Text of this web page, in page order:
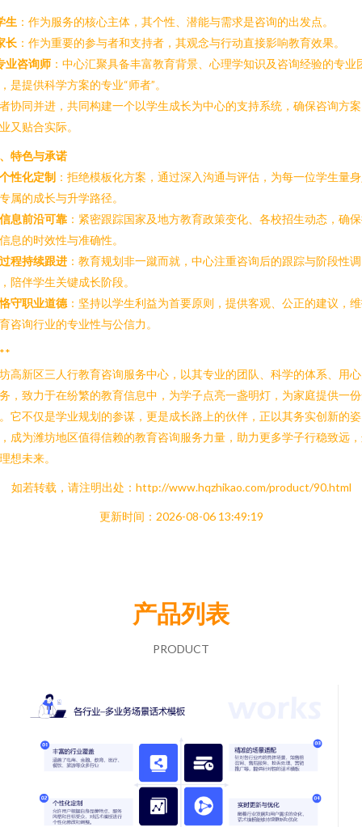
生 ：作为服务的核心主体，其个性、潜能与需求是咨询的出发点。
长 ：作为重要的参与者和支持者，其观念与行动直接影响教育效果。
业咨询师 ：中心汇聚具备丰富教育背景、心理学知识及咨询经验的专业
是提供科学方案的专业“师者”。
协同并进，共同构建一个以学生成长为中心的支持系统，确保咨询方
又贴合实际。
特色与承诺
个性化定制 ：拒绝模板化方案，通过深入沟通与评估，为每一位学生量
属的成长与升学路径。
信息前沿可靠 ：紧密跟踪国家及地方教育政策变化、各校招生动态，确
息的时效性与准确性。
过程持续跟进 ：教育规划非一蹴而就，中心注重咨询后的跟踪与阶段性调
陪伴学生关键成长阶段。
恪守职业道德 ：坚持以学生利益为首要原则，提供客观、公正的建议，
咨询行业的专业性与公信力。
高新区三人行教育咨询服务中心，以其专业的团队、科学的体系、用
，致力于在纷繁的教育信息中，为学子点亮一盏明灯，为家庭提供一
它不仅是学业规划的参谋，更是成长路上的伙伴，正以其务实创新的姿
成为潍坊地区值得信赖的教育咨询服务力量，助力更多学子行稳致远
想未来。
如若转载，请注明出处：http://www.hqzhikao.com/product/90.html
更新时间：2026-08-06 13:49:19
产品列表
PRODUCT